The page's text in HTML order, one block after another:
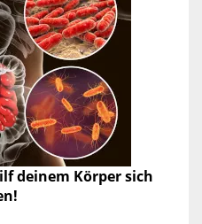
deinem Körper sich